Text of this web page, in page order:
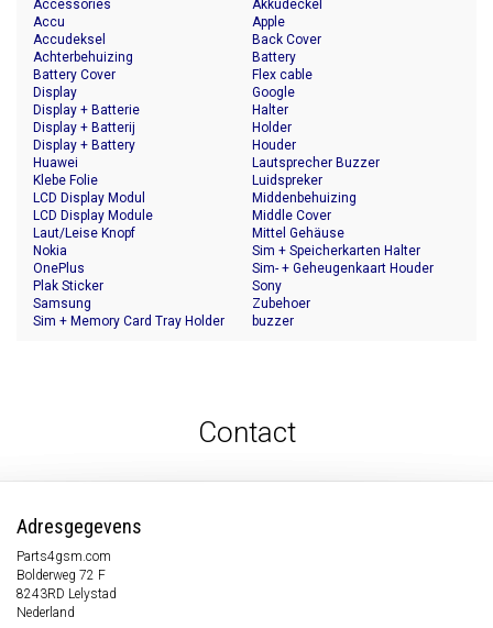
Accessories
Accu
Accudeksel
Achterbehuizing
Akkudeckel
Apple
Back Cover
Battery
Battery Cover
Display
Display + Batterie
Display + Batterij
Display + Battery
Flex cable
Google
Halter
Holder
Houder
Huawei
Klebe Folie
LCD Display Modul
LCD Display Module
Laut/Leise Knopf
Lautsprecher Buzzer
Luidspreker
Middenbehuizing
Middle Cover
Mittel Gehäuse
Nokia
OnePlus
Plak Sticker
Samsung
Sim + Memory Card Tray Holder
Sim + Speicherkarten Halter
Sim- + Geheugenkaart Houder
Sony
Zubehoer
buzzer
Contact
Adresgegevens
Parts4gsm.com
Bolderweg 72 F
8243RD Lelystad
Nederland